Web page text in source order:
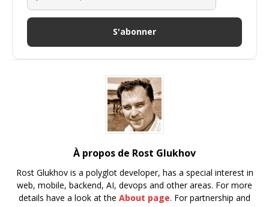
S'abonner
À propos de Rost Glukhov
Rost Glukhov is a polyglot developer, has a special interest in
web, mobile, backend, AI, devops and other areas. For more
details have a look at the About page. For partnership and